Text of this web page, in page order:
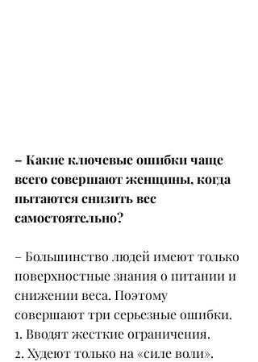
– Какие ключевые ошибки чаще
всего совершают женщины, когда
пытаются снизить вес
самостоятельно?
– Большинство людей имеют только
поверхностные знания о питании и
снижении веса. Поэтому
совершают три серьезные ошибки.
1. Вводят жесткие ограничения.
2. Худеют только на «силе воли».